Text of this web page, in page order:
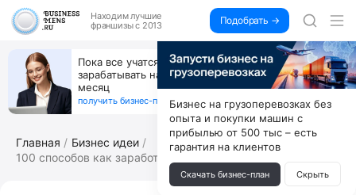
Находим лучшие
франшизы с 2013
Подобрать →
Открой студию, где не колют и не режут,
а делают массаж лица руками и в первый же год
получи 4.5 млн
получить бизнес-план ↓
Главная
Бизнес идеи
100 способов как заработать девушке в...
Бизнес на грузоперевозках без
опыта и покупки машин с
прибылью от 500 тыс – есть
гарантия на клиентов
Скачать бизнес-план Скрыть